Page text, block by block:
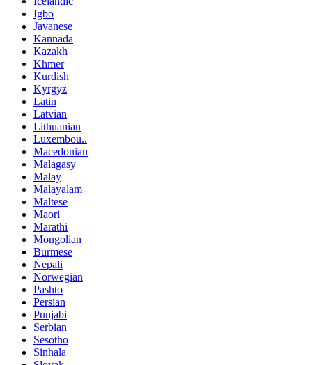
Igbo
Javanese
Kannada
Kazakh
Khmer
Kurdish
Kyrgyz
Latin
Latvian
Lithuanian
Luxembou..
Macedonian
Malagasy
Malay
Malayalam
Maltese
Maori
Marathi
Mongolian
Burmese
Nepali
Norwegian
Pashto
Persian
Punjabi
Serbian
Sesotho
Sinhala